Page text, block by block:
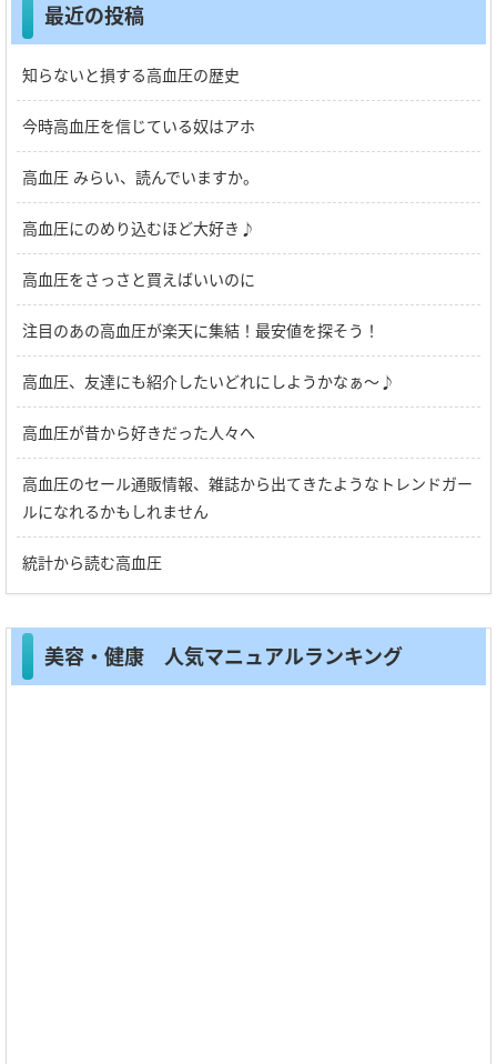
最近の投稿
知らないと損する高血圧の歴史
今時高血圧を信じている奴はアホ
高血圧 みらい、読んでいますか。
高血圧にのめり込むほど大好き♪
高血圧をさっさと買えばいいのに
注目のあの高血圧が楽天に集結！最安値を探そう！
高血圧、友達にも紹介したいどれにしようかなぁ～♪
高血圧が昔から好きだった人々へ
高血圧のセール通販情報、雑誌から出てきたようなトレンドガー
ルになれるかもしれません
統計から読む高血圧
美容・健康 人気マニュアルランキング